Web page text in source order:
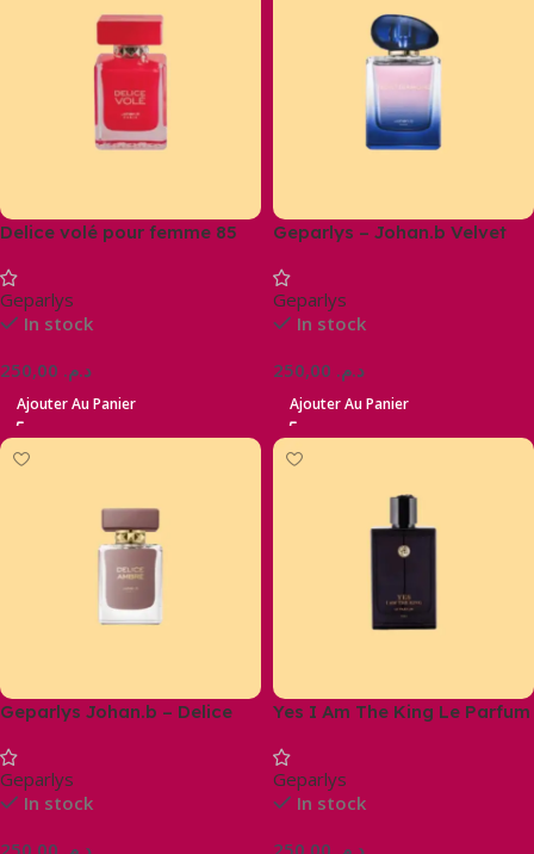
Delice volé pour femme 85
Geparlys
In stock
د.م.
Ajouter Au Panier
Geparlys – Johan.b Velvet
Geparlys
In stock
د.م.
Ajouter Au Panier
Geparlys Johan.b – Delice
Geparlys
In stock
د.م.
Yes I Am The King Le Parfum
Geparlys
In stock
د.م.